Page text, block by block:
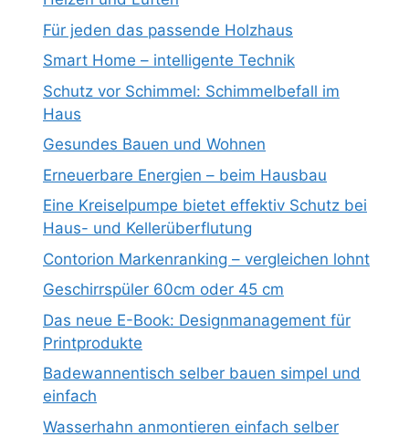
Für jeden das passende Holzhaus
Smart Home – intelligente Technik
Schutz vor Schimmel: Schimmelbefall im
Haus
Gesundes Bauen und Wohnen
Erneuerbare Energien – beim Hausbau
Eine Kreiselpumpe bietet effektiv Schutz bei
Haus- und Kellerüberflutung
Contorion Markenranking – vergleichen lohnt
Geschirrspüler 60cm oder 45 cm
Das neue E-Book: Designmanagement für
Printprodukte
Badewannentisch selber bauen simpel und
einfach
Wasserhahn anmontieren einfach selber